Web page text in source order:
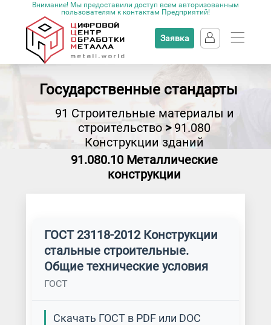
Внимание! Мы предоставили доступ всем авторизованным
пользователям к контактам Предприятий!
Заявка
Государственные стандарты
91 Строительные материалы и
строительство > 91.080
Конструкции зданий
91.080.10 Металлические
конструкции
ГОСТ 23118-2012 Конструкции
стальные строительные.
Общие технические условия
ГОСТ
Скачать ГОСТ в PDF или DOC